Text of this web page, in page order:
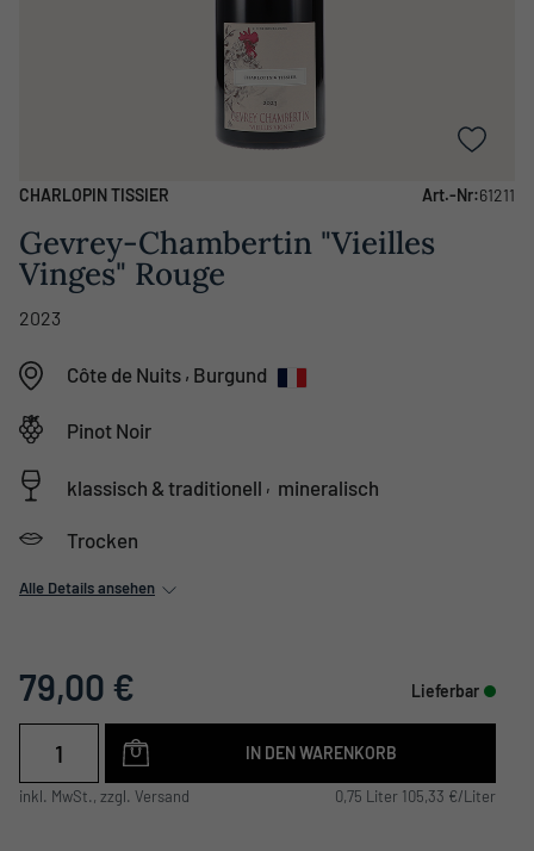
CHARLOPIN TISSIER Art.-Nr:61211
Gevrey-Chambertin "Vieilles
Vinges" Rouge
2023
Côte de Nuits , Burgund
Pinot Noir
klassisch & traditionell , mineralisch
Trocken
Alle Details ansehen
79,00 € Lieferbar
IN DEN WARENKORB
inkl. MwSt., zzgl. Versand 0,75 Liter 105,33 €/Liter